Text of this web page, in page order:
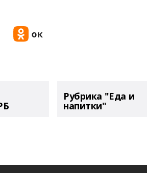
Рубрика "Еда и
напитки"